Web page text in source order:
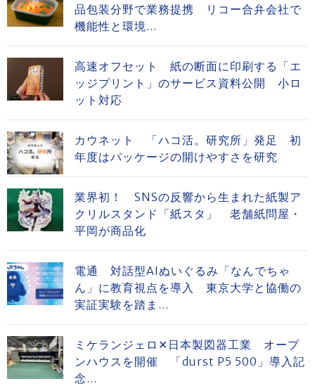
品包装分野で業務提携 リコー合弁会社で
機能性と環境...
高速オフセット 紙の断面に印刷する「エ
ッジプリント」のサービス資料公開 小ロ
ット対応
カウネット 「ハコ活。研究所」発足 初
年度はパッケージの開けやすさを研究
業界初！ SNSの反響から生まれた紙製ア
クリルスタンド「紙スタ」 老舗紙問屋・
平岡が商品化
電通 対話型AIぬいぐるみ「なんでちゃ
ん」に教育視点を導入 東京大学と協働の
実証実験を踏ま...
ミケランジェロ✕日本製図器工業 オープ
ンハウスを開催 「durst P5 500」導入記
念...